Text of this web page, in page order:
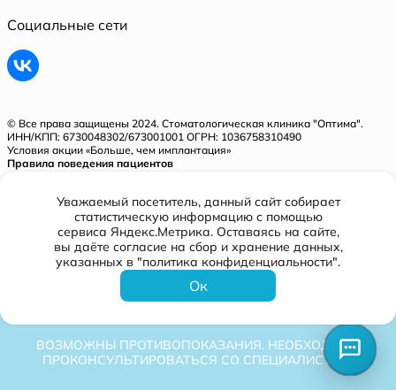
Социальные сети
© Все права защищены 2024. Стоматологическая клиника "Оптима".
ИНН/КПП: 6730048302/673001001 ОГРН: 1036758310490
Условия акции «Больше, чем имплантация»
Правила поведения пациентов
Лицензия № Л041-01128-67/00321843 от 31.05.2018 г.
Разработано
ВОЗМОЖНЫ ПРОТИВОПОКАЗАНИЯ. НЕОБХОДИМО
ПРОКОНСУЛЬТИРОВАТЬСЯ СО СПЕЦИАЛИСТОМ.
Уважаемый посетитель, данный сайт собирает
статистическую информацию с помощью
сервиса Яндекс.Метрика. Оставаясь на сайте,
вы даёте согласие на сбор и хранение данных,
указанных в "политика конфиденциальности".
Ок